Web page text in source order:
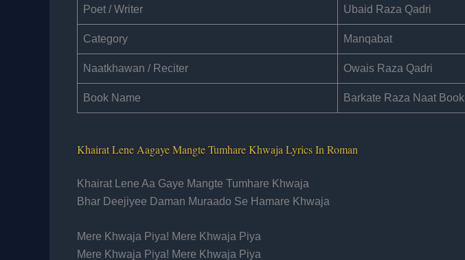
Poet / Writer Ubaid Raza Qadri
Category Manqabat
Naatkhawan / Reciter Owais Raza Qadri
Book Name Barkate Raza Naat Book
Khairat Lene Aagaye Mangte Tumhare Khwaja Lyrics In Roman
Khairat Lene Aa Gaye Mangte Tumhare Khwaja
Bhar Deejiyee Daman Muraado Se Hamare Khwaja
Mere Khwaja Piya! Mere Khwaja Piya
Mere Khwaja Piya! Mere Khwaja Piya